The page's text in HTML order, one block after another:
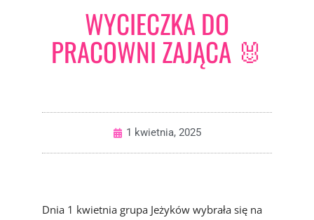
WYCIECZKA DO
PRACOWNI ZAJĄCA 🐰
1 kwietnia, 2025
Dnia 1 kwietnia grupa Jeżyków wybrała się na